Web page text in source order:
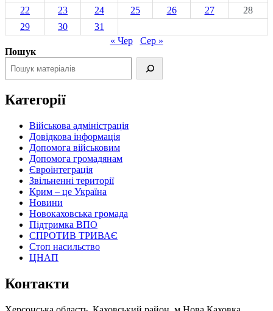
22
23 24 25 26 27
28
29
30
31
« Чер
Сер »
Пошук
Категорії
Військова адміністрація
Довідкова інформація
Допомога військовим
Допомога громадянам
Євроінтеграція
Звільненні території
Крим – це Україна
Новини
Новокаховська громада
Підтримка ВПО
СПРОТИВ ТРИВАЄ
Стоп насильство
ЦНАП
Контакти